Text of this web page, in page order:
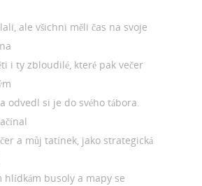
ale všichni měli čas na svoje
i ty zbloudilé, které pak večer
odvedl si je do svého tábora.
a můj tatínek, jako strategická
hlídkám busoly a mapy se